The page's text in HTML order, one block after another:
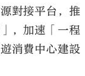
對接平台，推
，加速「一程
消費中心建設